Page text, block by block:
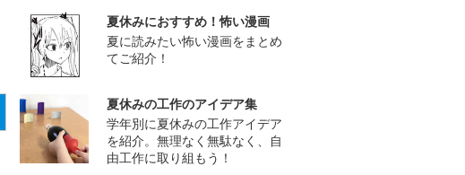
夏休みにおすすめ！怖い漫画
夏に読みたい怖い漫画をまとめ
てご紹介！
夏休みの工作のアイデア集
学年別に夏休みの工作アイデア
を紹介。無理なく無駄なく、自
由工作に取り組もう！